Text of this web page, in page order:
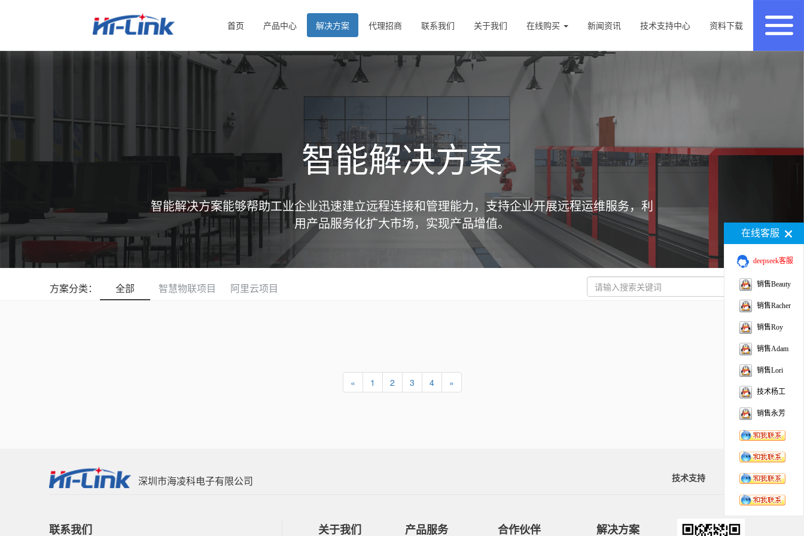
首页 产品中心 解决方案 代理招商 联系我们 关于我们 在线购买 新闻资讯 技术支持中心 资料下载
智能解决方案
智能解决方案能够帮助工业企业迅速建立远程连接和管理能力，支持企业开展远程运维服务，利
用产品服务化扩大市场，实现产品增值。
方案分类： 全部 智慧物联项目 阿里云项目
« 1 2 3 4 »
深圳市海凌科电子有限公司 技术支持 资料下载
联系我们 关于我们 产品服务 合作伙伴 解决方案
在线客服
deepseek客服
销售Beauty
销售Racher
销售Roy
销售Adam
销售Lori
技术杨工
销售永芳